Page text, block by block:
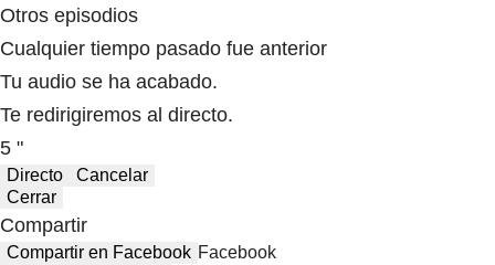
Otros episodios
Cualquier tiempo pasado fue anterior
Tu audio se ha acabado.
Te redirigiremos al directo.
5 "
Directo
Cancelar
Cerrar
Compartir
Compartir en Facebook Facebook